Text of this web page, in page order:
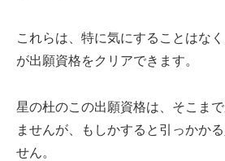
これらは、特に気にすることはな
が出願資格をクリアできます。
星の杜のこの出願資格は、そこま
ませんが、もしかすると引っかか
せん。